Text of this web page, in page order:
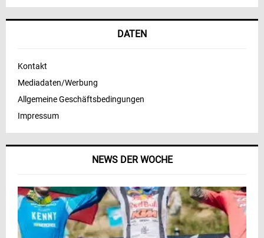
NEWS DER WOCHE
DATEN
Kontakt
Mediadaten/Werbung
Allgemeine Geschäftsbedingungen
Impressum